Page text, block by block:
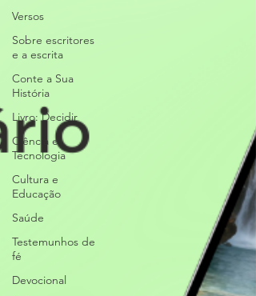
Versos
Sobre escritores
e a escrita
Conte a Sua
História
Livro: Decidir
Ciência e
Tecnologia
Cultura e
Educação
Saúde
Testemunhos de
fé
Devocional